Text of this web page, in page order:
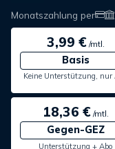
Monatszahlung per
3,99 €/mtl.
Basis
Keine Unterstützung, nur
18,36 €/mtl.
Gegen-GEZ
Unterstützung + Abo